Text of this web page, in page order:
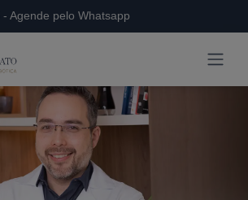
- Agende pelo Whatsapp